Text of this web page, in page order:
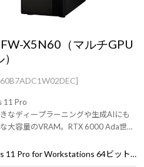
X5N60（マルチGPU
11 Pro
なディープラーニングや生成AIにも
大容量のVRAM。RTX 6000 Ada世代
Windows 11 Pro for Workstations 64ビット (DSP)